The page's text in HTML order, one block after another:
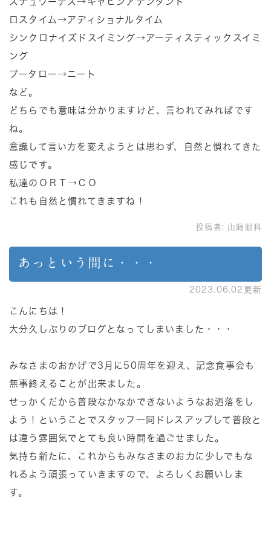
ロスタイム→アディショナルタイム
シンクロナイズドスイミング→アーティスティックスイミ
ング
プータロー→ニート
など。
どちらでも意味は分かりますけど、言われてみればです
ね。
意識して言い方を変えようとは思わず、自然と慣れてきた
感じです。
私達のＯＲＴ→ＣＯ
これも自然と慣れてきますね！
投稿者: 山﨑眼科
あっという間に・・・
2023.06.02更新
こんにちは！
大分久しぶりのブログとなってしまいました・・・
みなさまのおかげで3月に50周年を迎え、記念食事会も
無事終えることが出来ました。
せっかくだから普段なかなかできないようなお洒落をし
よう！ということでスタッフ一同ドレスアップして普段と
は違う雰囲気でとても良い時間を過ごせました。
気持ち新たに、これからもみなさまのお力に少しでもな
れるよう頑張っていきますので、よろしくお願いしま
す。